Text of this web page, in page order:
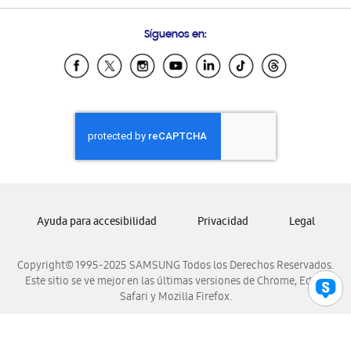
Samsung Ecuador
Samsung El Salvador
Samsung Honduras
Samsung Nicaragua
Samsung Panamá
Samsung Venezuela
Síguenos en:
Copyright© 1995-2025 SAMSUNG Todos los Derechos Reservados.
Este sitio se ve mejor en las últimas versiones de Chrome, Edge,
Safari y Mozilla Firefox.
Ayuda para accesibilidad Privacidad Legal